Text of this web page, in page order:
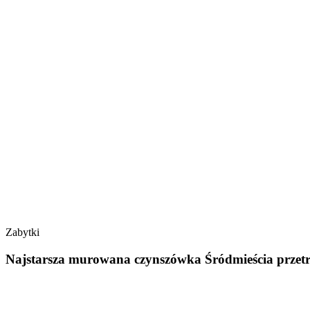
Zabytki
Najstarsza murowana czynszówka Śródmieścia